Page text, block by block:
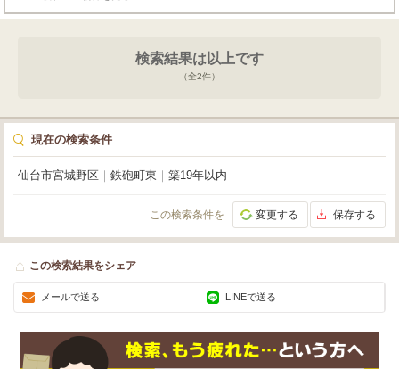
すめです。広々48.35m²の空間には、快適なビルトインエアコンや照明器具、
は病院やドラッグストア、コンビニ、スーパー「やまや」などが充実してお
り、日々の業務や生活にも大変便利な環境が整っています。月額賃料145,200
ください。お問い合わせを心よりお待ちしております。
検索結果は以上です
（全2件）
現在の検索条件
仙台市宮城野区 鉄砲町東 築19年以内
この検索条件を 変更する 保存する
この検索結果をシェア
メールで送る LINEで送る